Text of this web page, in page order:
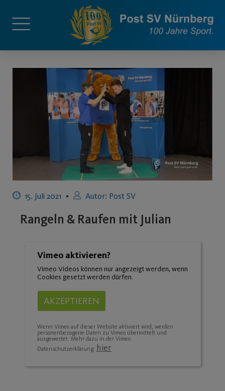
15. Juli 2021 Autor: Post SV
Rangeln & Raufen mit Julian
Vimeo aktivieren?
Vimeo Videos können nur angezeigt werden, wenn
Cookies gesetzt werden dürfen.
AKZEPTIEREN
Wenn Vimeo auf dieser Website aktiviert wird, werden
personenbezogene Daten zu Vimeo übermittelt und
ausgewertet. Mehr dazu in der Vimeo
Datenschutzerklärung: hier